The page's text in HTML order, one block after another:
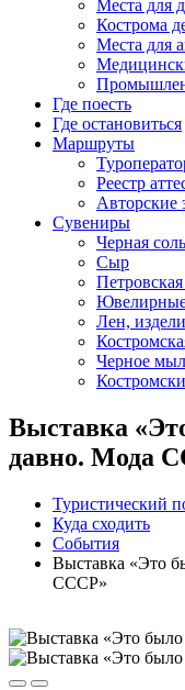
Места для
Кострома
Места для
Где поесть
Где остановиться
Маршруты
Реестр
Авторские
Сувениры
Черная соль
Сыр
Ювелирные
Лен,
Черное
Выставка
давно. Мода
Туристический
Куда сходить
События
Выставка «Это
СССР»